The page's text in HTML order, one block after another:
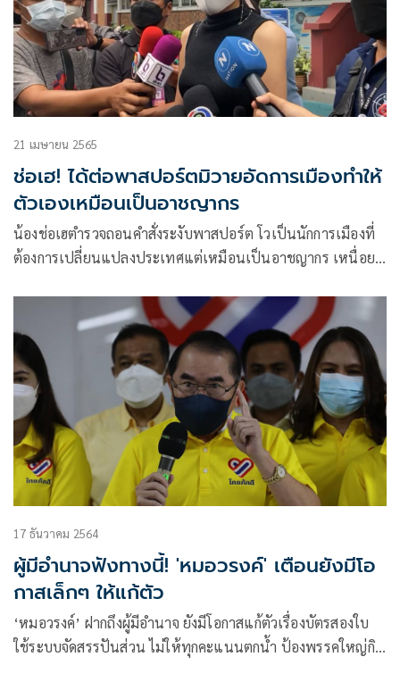
21 เมษายน 2565
ช่อเฮ! ได้ต่อพาสปอร์ตมิวายอัดการเมืองทำให้
ตัวเองเหมือนเป็นอาชญากร
น้องช่อเฮตำรวจถอนคำสั่งระงับพาสปอร์ต โวเป็นนักการเมืองที่
ต้องการเปลี่ยนแปลงประเทศแต่เหมือนเป็นอาชญากร เหนื่อย
17 ธันวาคม 2564
ผู้มีอำนาจฟังทางนี้! 'หมอวรงค์' เตือนยังมีโอ
กาสเล็กๆ ให้แก้ตัว
‘หมอวรงค์’ ฝากถึงผู้มีอำนาจ ยังมีโอกาสแก้ตัวเรื่องบัตรสองใบ
ใช้ระบบจัดสรรปันส่วน ไม่ให้ทุกคะแนนตกน้ำ ป้องพรรคใหญ่กิน